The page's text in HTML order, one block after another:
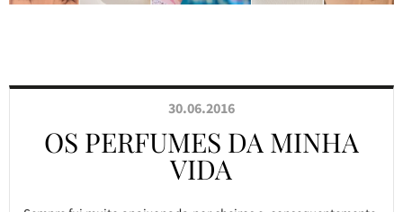
30.06.2016
OS PERFUMES DA MINHA
VIDA